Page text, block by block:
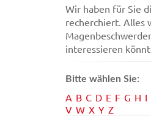
Wir haben für Sie
recherchiert. Alles
interessieren
Bitte wählen Sie:
A B C D E F G H I
V W X Y Z